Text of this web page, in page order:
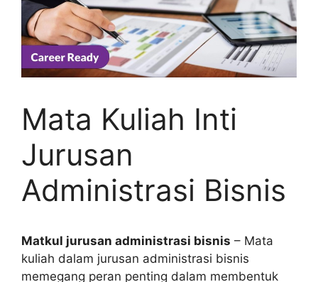
Mata Kuliah Inti
Jurusan
Administrasi Bisnis
Matkul jurusan administrasi bisnis – Mata
kuliah dalam jurusan administrasi bisnis
memegang peran penting dalam membentuk